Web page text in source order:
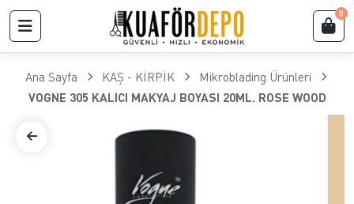
0
Ana Sayfa KAŞ - KİRPİK
Mikroblading Ürünleri
VOGNE 305 KALICI MAKYAJ BOYASI 20ML. ROSE WOOD